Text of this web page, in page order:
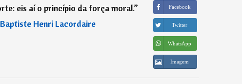
eis aí o princípio da força moral.”
Baptiste Henri Lacordaire
Facebook
Twitter
WhatsApp
Imagem